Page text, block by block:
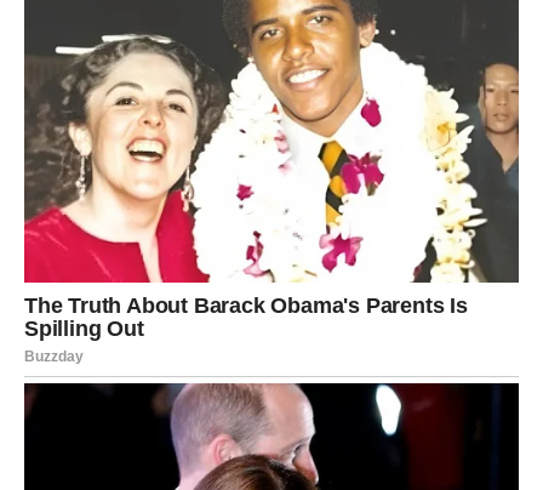
VODOLIJA – NEOČEKIVANI
SUSRET
Vodolija danas može doživeti iznenadnu poruku ili susret.
U vezi je važno da budete iskreni, ali ne distancirani.
Slobodni mogu upoznati nekoga kroz prijatelje ili
društvene mreže.
Poruka dana:Ne zatvaraj vrata zbog straha.
RIBE – ROMANTIČNA
ENERGIJA